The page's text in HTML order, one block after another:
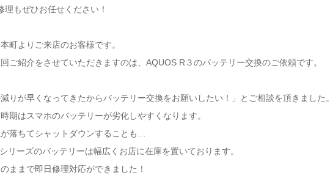
理もぜひお任せください！
町よりご来店のお客様です。
ご紹介をさせていただきますのは、AQUOS R３のバッテリー交換のご依頼です。
減りが早くなってきたからバッテリー交換をお願いしたい！」とご相談を頂きました。
期はスマホのバッテリーが劣化しやすくなります。
落ちてシャットダウンすることも…
リーズのバッテリーは幅広くお店に在庫を置いております。
ままで即日修理対応ができました！